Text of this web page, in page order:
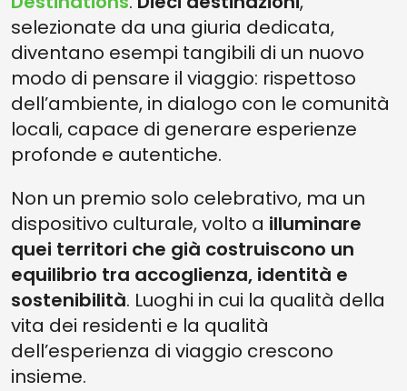
selezionate da una giuria dedicata,
diventano esempi tangibili di un nuovo
modo di pensare il viaggio: rispettoso
dell’ambiente, in dialogo con le comunità
locali, capace di generare esperienze
profonde e autentiche.
Non un premio solo celebrativo, ma un
dispositivo culturale, volto a illuminare
quei territori che già costruiscono un
equilibrio tra accoglienza, identità e
sostenibilità. Luoghi in cui la qualità della
vita dei residenti e la qualità
dell’esperienza di viaggio crescono
insieme.